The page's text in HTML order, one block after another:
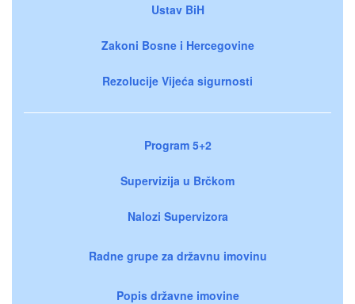
Ustav BiH
Zakoni Bosne i Hercegovine
Rezolucije Vijeća sigurnosti
Program 5+2
Supervizija u Brčkom
Nalozi Supervizora
Radne grupe za državnu imovinu
Popis državne imovine